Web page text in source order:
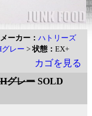
メーカー： ハトリーズ
グレー >状態： EX+
カゴを見る
グレー SOLD